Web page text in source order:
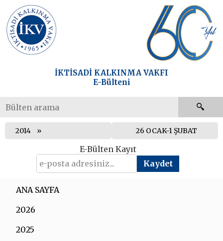
İKTİSADİ KALKINMA VAKFI
E-Bülteni
2014 26 OCAK-1 ŞUBAT
E-Bülten Kayıt
ANA SAYFA
2026
2025